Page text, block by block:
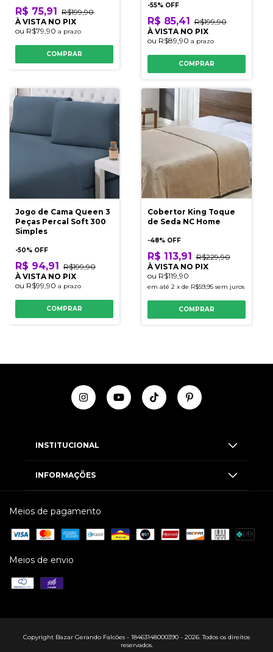
R$ 75,91 R$199,90
À VISTA NO PIX
ou R$79,90 a prazo
COMPRAR
-55% OFF
R$ 85,41 R$199,90
À VISTA NO PIX
ou R$89,90 a prazo
COMPRAR
Jogo de Cama Queen 3
Peças Percal Soft 300
Simples
-50% OFF
R$ 94,91
R$199,90
À VISTA NO PIX
ou R$99,90 a prazo
COMPRAR
Cobertor King Toque
de Seda NC Home
-48% OFF
R$ 113,91
R$229,90
À VISTA NO PIX
ou R$119,90
em até 2 x de R$59,95 sem juros
COMPRAR
INSTITUCIONAL
INFORMAÇÕES
Meios de pagamento
Meios de envio
Copyright Bazar Gerando Falcões - 18463148000390 - 2026. Todos os direitos
reservados.